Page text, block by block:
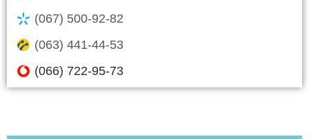
(067) 500-92-82
(063) 441-44-53
(066) 722-95-73